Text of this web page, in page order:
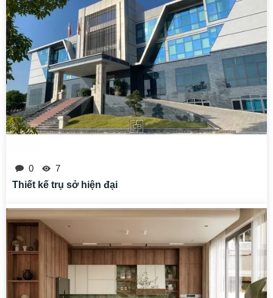
0
7
Thiết kế trụ sở hiện đại